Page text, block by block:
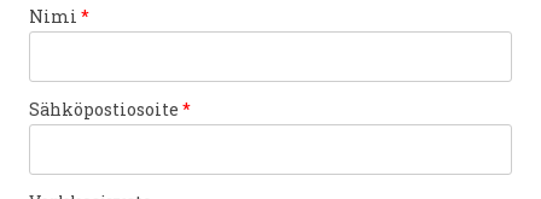
Nimi *
Sähköpostiosoite *